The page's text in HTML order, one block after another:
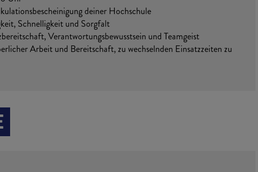
deiner Hochschule
Schnelligkeit und Sorgfalt
Verantwortungsbewusstsein und Teamgeist
Arbeit und Bereitschaft, zu wechselnden Einsatzzeiten zu